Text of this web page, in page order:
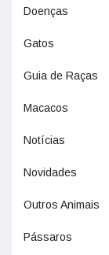
Doenças
Gatos
Guia de Raças
Macacos
Notícias
Novidades
Outros Animais
Pássaros